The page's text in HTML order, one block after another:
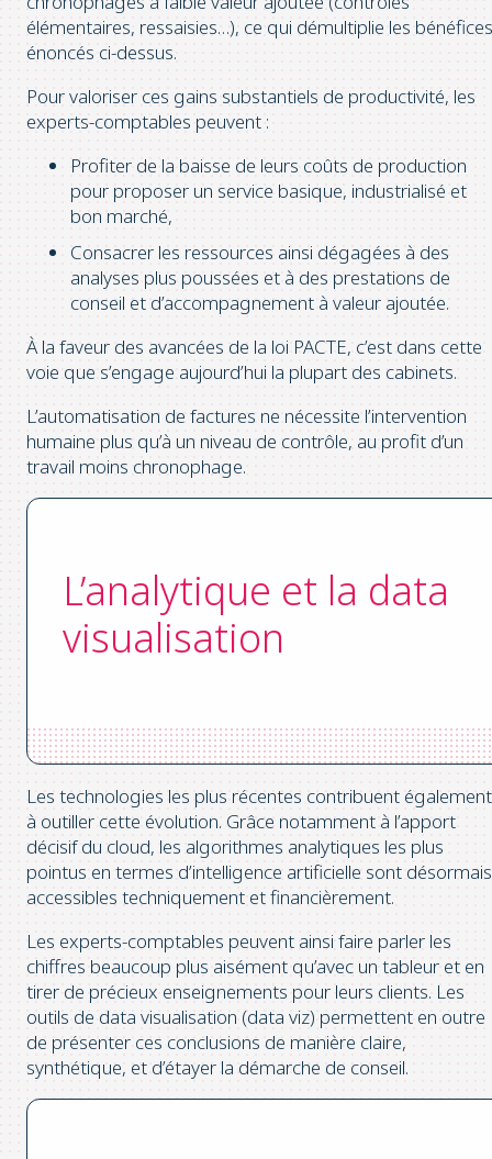
élémentaires, ressaisies…), ce qui démultiplie les bénéfices
énoncés ci-dessus.
Pour valoriser ces gains substantiels de productivité, les
experts-comptables peuvent :
Profiter de la baisse de leurs coûts de production
pour proposer un service basique, industrialisé et
bon marché,
Consacrer les ressources ainsi dégagées à des
analyses plus poussées et à des prestations de
conseil et d’accompagnement à valeur ajoutée.
À la faveur des avancées de la loi PACTE, c’est dans cette
voie que s’engage aujourd’hui la plupart des cabinets.
L’automatisation de factures ne nécessite l’intervention
humaine plus qu’à un niveau de contrôle, au profit d’un
travail moins chronophage.
L’analytique et la data
visualisation
Les technologies les plus récentes contribuent également
à outiller cette évolution. Grâce notamment à l’apport
décisif du cloud, les algorithmes analytiques les plus
pointus en termes d’intelligence artificielle sont désormais
accessibles techniquement et financièrement.
Les experts-comptables peuvent ainsi faire parler les
chiffres beaucoup plus aisément qu’avec un tableur et en
tirer de précieux enseignements pour leurs clients. Les
outils de data visualisation (data viz) permettent en outre
de présenter ces conclusions de manière claire,
synthétique, et d’étayer la démarche de conseil.